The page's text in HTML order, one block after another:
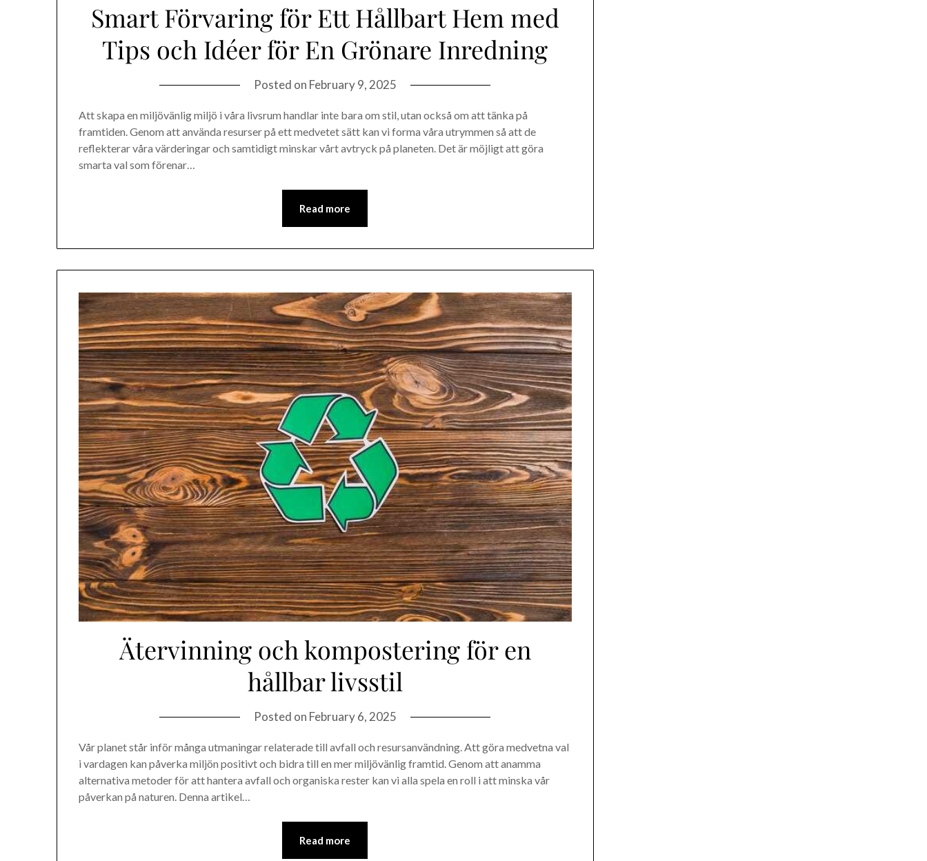
Smart Förvaring för Ett Hållbart Hem med
Tips och Idéer för En Grönare Inredning
Posted on February 9, 2025
Att skapa en miljövänlig miljö i våra livsrum handlar inte bara om stil, utan också om att tänka på
framtiden. Genom att använda resurser på ett medvetet sätt kan vi forma våra utrymmen så att de
reflekterar våra värderingar och samtidigt minskar vårt avtryck på planeten. Det är möjligt att göra
smarta val som förenar…
Read more
Ätervinning och kompostering för en
hållbar livsstil
Posted on February 6, 2025
Vår planet står inför många utmaningar relaterade till avfall och resursanvändning. Att göra medvetna val
i vardagen kan påverka miljön positivt och bidra till en mer miljövänlig framtid. Genom att anamma
alternativa metoder för att hantera avfall och organiska rester kan vi alla spela en roll i att minska vår
påverkan på naturen. Denna artikel…
Read more